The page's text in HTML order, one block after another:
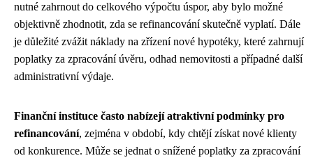
nutné zahrnout do celkového výpočtu úspor, aby bylo možné
objektivně zhodnotit, zda se refinancování skutečně vyplatí. Dále
je důležité zvážit náklady na zřízení nové hypotéky, které zahrnují
poplatky za zpracování úvěru, odhad nemovitosti a případné další
administrativní výdaje.
Finanční instituce často nabízejí atraktivní podmínky pro
refinancování, zejména v období, kdy chtějí získat nové klienty
od konkurence. Může se jednat o snížené poplatky za zpracování